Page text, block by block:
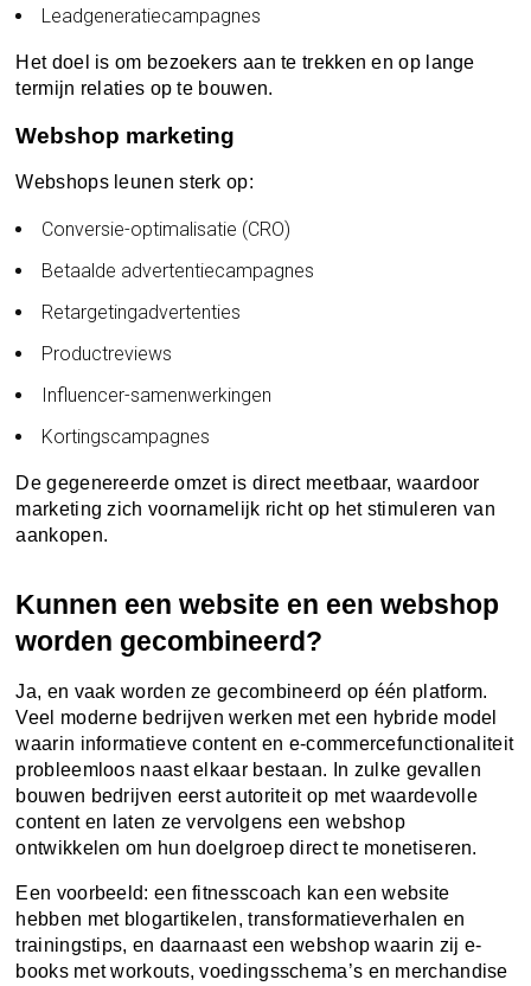
Leadgeneratiecampagnes
Het doel is om bezoekers aan te trekken en op lange
termijn relaties op te bouwen.
Webshop marketing
Webshops leunen sterk op:
Conversie-optimalisatie (CRO)
Betaalde advertentiecampagnes
Retargetingadvertenties
Productreviews
Influencer-samenwerkingen
Kortingscampagnes
De gegenereerde omzet is direct meetbaar, waardoor
marketing zich voornamelijk richt op het stimuleren van
aankopen.
Kunnen een website en een webshop
worden gecombineerd?
Ja, en vaak worden ze gecombineerd op één platform.
Veel moderne bedrijven werken met een hybride model
waarin informatieve content en e-commercefunctionaliteit
probleemloos naast elkaar bestaan. In zulke gevallen
bouwen bedrijven eerst autoriteit op met waardevolle
content en laten ze vervolgens een webshop
ontwikkelen om hun doelgroep direct te monetiseren.
Een voorbeeld: een fitnesscoach kan een website
hebben met blogartikelen, transformatieverhalen en
trainingstips, en daarnaast een webshop waarin zij e-
books met workouts, voedingsschema’s en merchandise